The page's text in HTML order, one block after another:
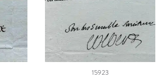
15923